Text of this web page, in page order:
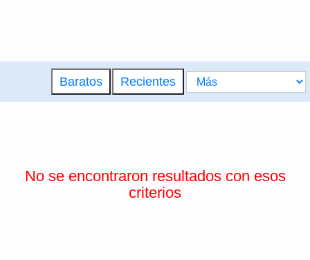
Baratos Recientes
No se encontraron resultados con esos
criterios